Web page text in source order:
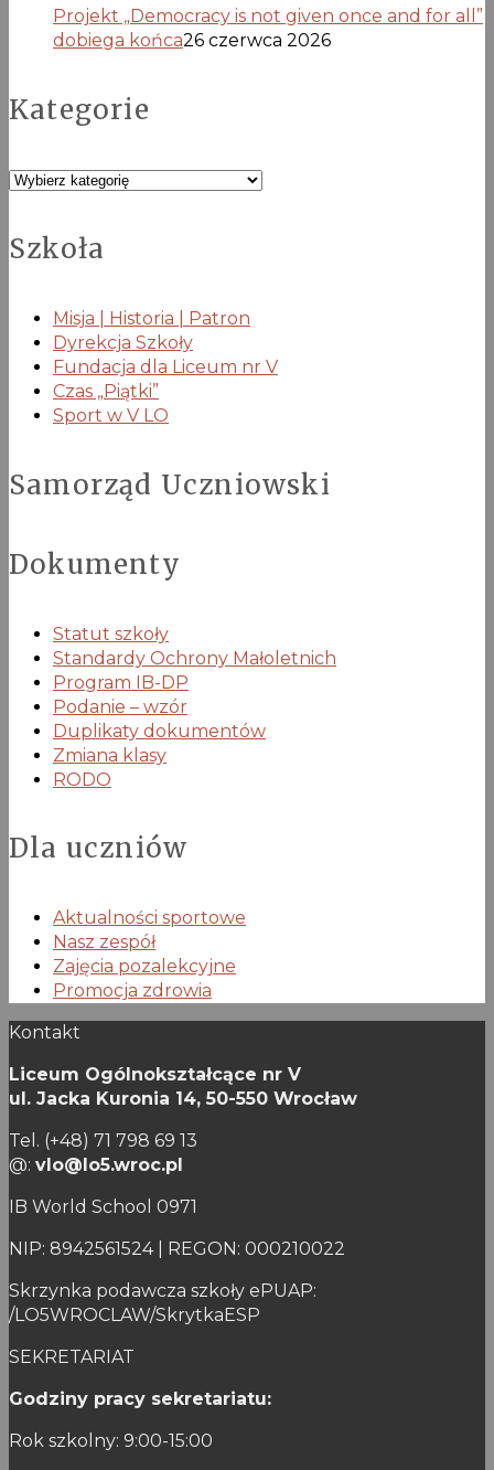
Projekt „Democracy is not given once and for all”
dobiega końca26 czerwca 2026
Kategorie
Kategorie
Szkoła
Misja | Historia | Patron
Dyrekcja Szkoły
Fundacja dla Liceum nr V
Czas „Piątki”
Sport w V LO
Samorząd Uczniowski
Dokumenty
Statut szkoły
Standardy Ochrony Małoletnich
Program IB-DP
Podanie – wzór
Duplikaty dokumentów
Zmiana klasy
RODO
Dla uczniów
Aktualności sportowe
Nasz zespół
Zajęcia pozalekcyjne
Promocja zdrowia
Kontakt
Liceum Ogólnokształcące nr V
ul. Jacka Kuronia 14, 50-550 Wrocław
Tel. (+48) 71 798 69 13
@: vlo@lo5.wroc.pl
IB World School 0971
NIP: 8942561524 | REGON: 000210022
Skrzynka podawcza szkoły ePUAP:
/LO5WROCLAW/SkrytkaESP
SEKRETARIAT
Godziny pracy sekretariatu:
Rok szkolny: 9:00-15:00